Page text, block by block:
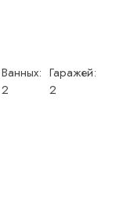
Ванных:
2
Гаражей:
2